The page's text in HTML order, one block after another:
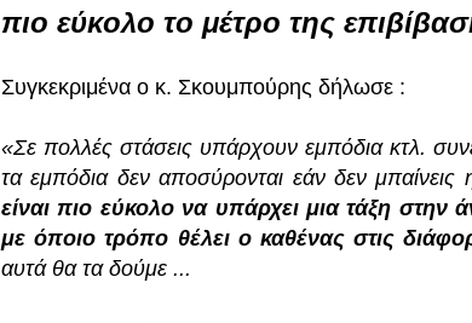
πιο εύκολο το μέτρο της
Συγκεκριμένα ο κ. Σκουμπούρης δήλωσε :
«Σε πολλές στάσεις υπάρχουν εμπόδια κτλ.
τα εμπόδια δεν αποσύρονται εάν δεν μπαίνεις
είναι πιο εύκολο να υπάρχει μια τάξη στην
με όποιο τρόπο θέλει ο καθένας στις
αυτά θα τα δούμε ...